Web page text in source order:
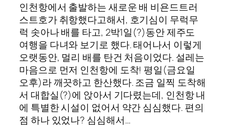
인천항에서 출발하는 새로운 배 비욘드트러
스트호가 취항했다고해서, 호기심이 무럭무
럭 솟아나 배를 타고, 2박1일(?)동안 제주도
여행을 다녀와 보기로 했다. 태어나서 이렇게
오랫동안, 멀리 배를 탄건 처음이었다. 설레는
마음으로 먼저 인천항에 도착! 평일(금요일
오후)라 깨끗하고 한산했다. 조금 일찍 도착해
서 대합실(?)에 앉아서 기다렸는데, 인천항 내
에 특별한 시설이 없어서 약간 심심했다. 편의
점 하나 있었나? 심심해서…